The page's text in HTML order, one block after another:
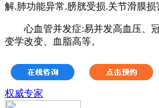
解.肺功能异常.膀胱受损.关节滑膜损
心血管并发症:易并发高血压、冠
变学改变、血脂高等。
权威专家